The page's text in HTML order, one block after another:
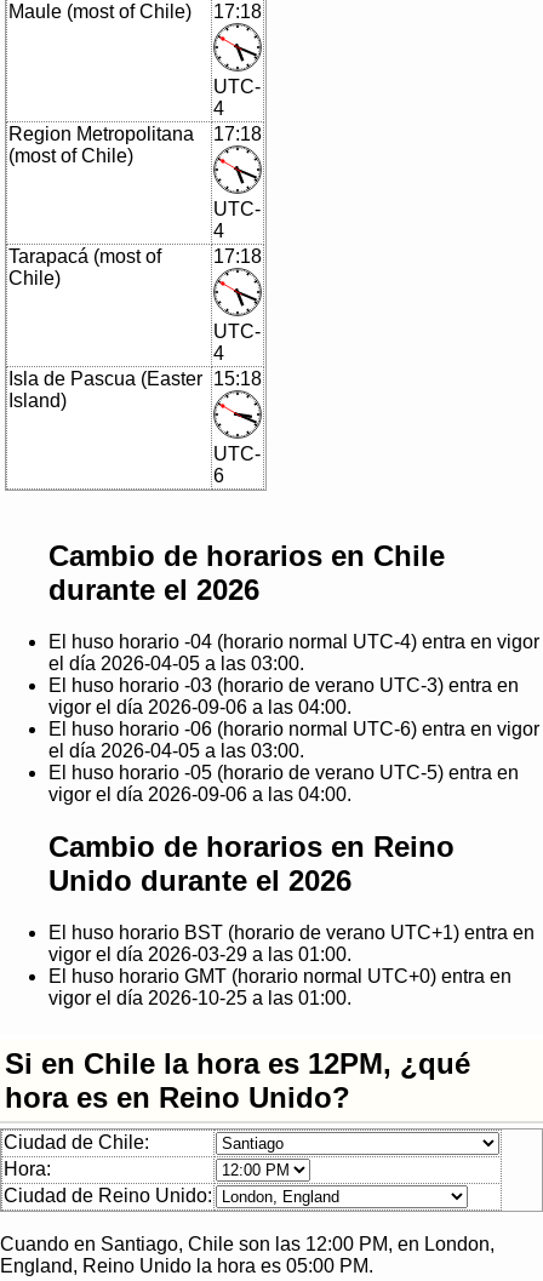
Maule (most of Chile)
17:18
UTC-
4
Region Metropolitana
(most of Chile)
17:18
UTC-
4
Tarapacá (most of
Chile)
17:18
UTC-
4
Isla de Pascua (Easter
Island)
15:18
UTC-
6
Cambio de horarios en Chile
durante el 2026
El huso horario -04 (horario normal UTC-4) entra en vigor
el día 2026-04-05 a las 03:00.
El huso horario -03 (horario de verano UTC-3) entra en
vigor el día 2026-09-06 a las 04:00.
El huso horario -06 (horario normal UTC-6) entra en vigor
el día 2026-04-05 a las 03:00.
El huso horario -05 (horario de verano UTC-5) entra en
vigor el día 2026-09-06 a las 04:00.
Cambio de horarios en Reino
Unido durante el 2026
El huso horario BST (horario de verano UTC+1) entra en
vigor el día 2026-03-29 a las 01:00.
El huso horario GMT (horario normal UTC+0) entra en
vigor el día 2026-10-25 a las 01:00.
Si en Chile la hora es 12PM, ¿qué
hora es en Reino Unido?
Ciudad de Chile:
Hora:
Ciudad de Reino Unido:
Cuando en Santiago, Chile son las 12:00 PM, en London,
England, Reino Unido la hora es 05:00 PM.